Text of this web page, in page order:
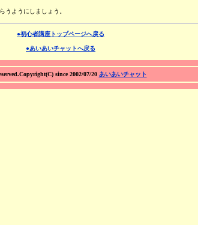
うようにしましょう。
●初心者講座トップページへ戻る
●あいあいチャットへ戻る
since 2002/07/20 あいあいチャット